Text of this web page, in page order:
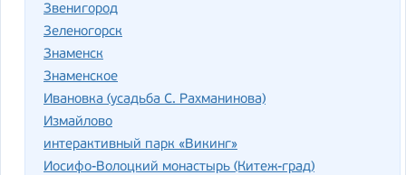
Звенигород
Зеленогорск
Знаменск
Знаменское
Ивановка (усадьба С. Рахманинова)
Измайлово
интерактивный парк «Викинг»
Иосифо-Волоцкий монастырь (Китеж-град)